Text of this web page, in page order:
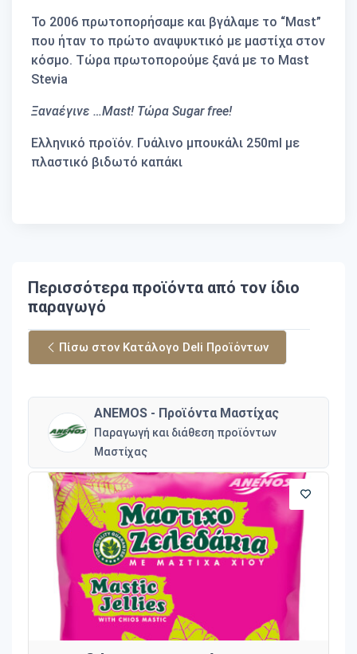
To 2006 πρωτοπορήσαμε και βγάλαμε το “Μαst”
που ήταν το πρώτο αναψυκτικό με μαστίχα στον
κόσμο. Τώρα πρωτοπορούμε ξανά με το Mαst
Stevia
Ξαναέγινε …Μαst! Τώρα Sugar free!
Ελληνικό προϊόν. Γυάλινο μπουκάλι 250ml με
πλαστικό βιδωτό καπάκι
Περισσότερα προϊόντα από τον ίδιο
παραγωγό
Πίσω στον Κατάλογο Deli Προϊόντων
ANEMOS - Προϊόντα Μαστίχας
Παραγωγή και διάθεση προϊόντων
Μαστίχας